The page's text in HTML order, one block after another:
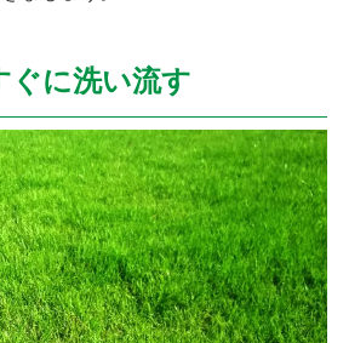
ぐに洗い流す